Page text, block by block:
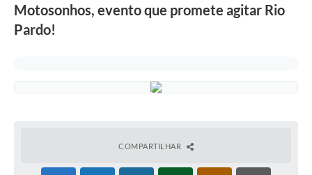
Notícias
Contato
Motosonhos, evento que promete agitar Rio
Pardo!
COMPARTILHAR